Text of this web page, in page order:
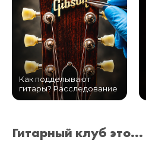
Как подделывают
гитары? Расследование
Гитарный клуб это...